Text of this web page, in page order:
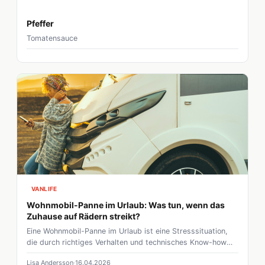
Pfeffer
Tomatensauce
VANLIFE
Wohnmobil-Panne im Urlaub: Was tun, wenn das
Zuhause auf Rädern streikt?
Eine Wohnmobil-Panne im Urlaub ist eine Stresssituation,
die durch richtiges Verhalten und technisches Know-how
schnell gelöst werden kann. Neben der Absicherung der
Lisa Andersson 16.04.2026